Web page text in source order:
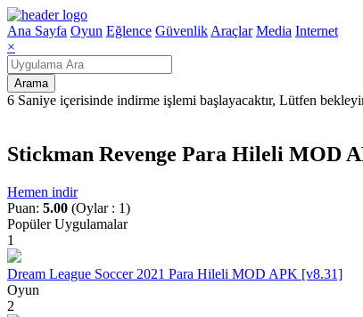
Ana Sayfa Oyun Eğlence Güvenlik Araçlar Media Internet
×
Arama
6 Saniye içerisinde indirme işlemi başlayacaktır, Lütfen
Stickman Revenge Para Hileli MOD
Hemen indir
Puan: 5.00 (Oylar : 1)
Popüler Uygulamalar
1
Dream League Soccer 2021 Para Hileli MOD APK [v8.31]
Oyun
2